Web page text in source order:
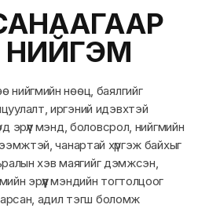
НИЙГЭМ
нийгмийн нөөц, баялгийг
иргэний идэвхтэй
эрүүл мэнд, боловсрол, нийгмийн
чанартай хүргэж байхыг
хэв маягийг дэмжсэн,
эрүүл мэндийн тогтолцоог
адил тэгш боломж